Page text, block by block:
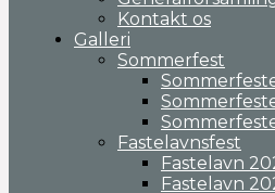
Kontakt os
Galleri
Sommerfest
Fastelavnsfest
Fastelavn
Fastelavn